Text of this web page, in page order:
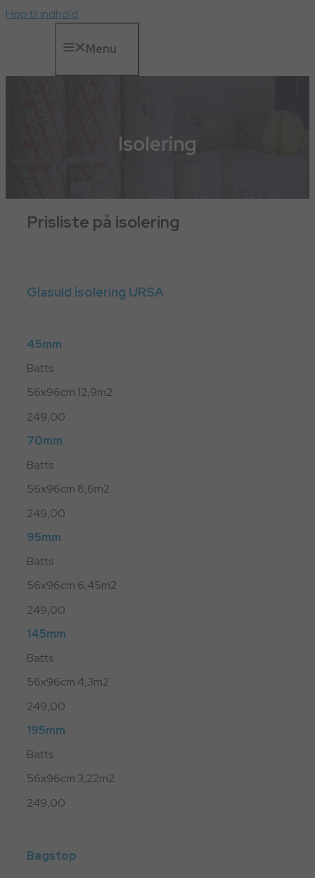
Hop til indhold
Menu
Isolering
Prisliste på isolering
Glasuld isolering URSA
45mm
Batts
56x96cm 12,9m2
249,00
70mm
Batts
56x96cm 8,6m2
249,00
95mm
Batts
56x96cm 6,45m2
249,00
145mm
Batts
56x96cm 4,3m2
249,00
195mm
Batts
56x96cm 3,22m2
249,00
Bagstop